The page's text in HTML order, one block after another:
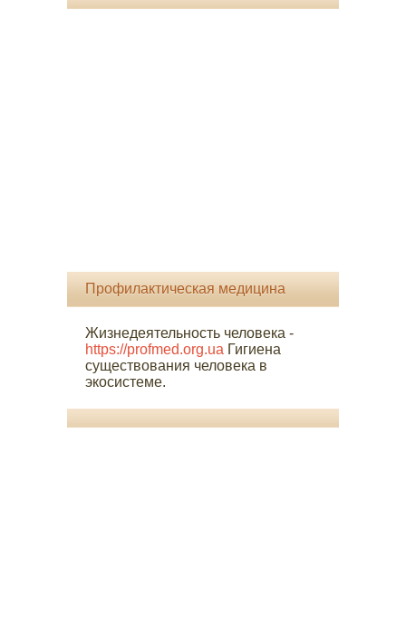
Профилактическая медицина
Жизнедеятельность человека -
https://profmed.org.ua Гигиена
существования человека в
экосистеме.